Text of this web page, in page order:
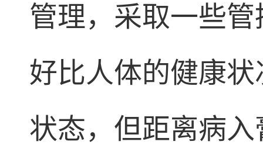
管理，采取一些
好比人体的健康
状态，但距离病